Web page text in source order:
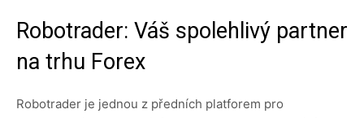
Robotrader: Váš spolehlivý partner
na trhu Forex
Robotrader je jednou z předních platforem pro